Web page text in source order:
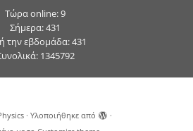
Τώρα online: 9
Σήμερα: 431
την εβδομάδα: 431
1345792
· Υλοποιήθηκε από
·